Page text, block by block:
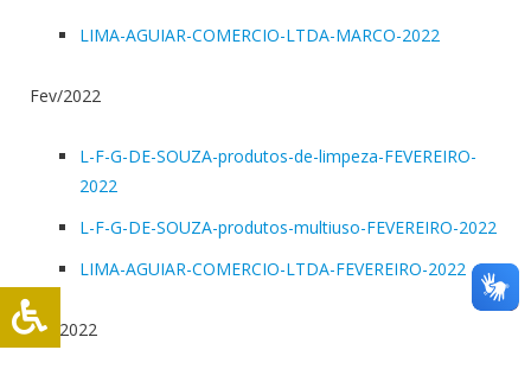
LIMA-AGUIAR-COMERCIO-LTDA-MARCO-2022
Fev/2022
L-F-G-DE-SOUZA-produtos-de-limpeza-FEVEREIRO-
2022
L-F-G-DE-SOUZA-produtos-multiuso-FEVEREIRO-2022
LIMA-AGUIAR-COMERCIO-LTDA-FEVEREIRO-2022
Jan/2022